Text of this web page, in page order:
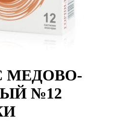
МЕДОВО-
№12